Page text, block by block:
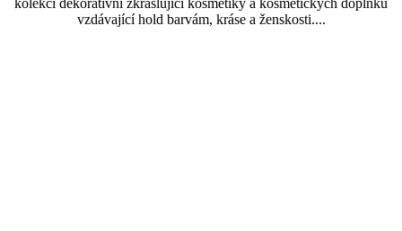
vzdávající hold barvám, kráse a ženskosti....